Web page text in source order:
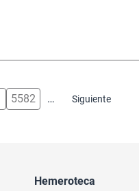
5582 … Siguiente
Siguiente página
Hemeroteca